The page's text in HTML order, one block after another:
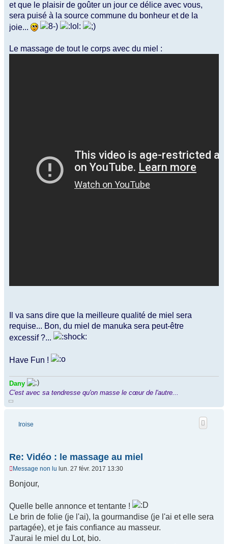
et que le plaisir de goûter un jour ce délice avec vous,
sera puisé à la source commune du bonheur et de la
joie...
Le massage de tout le corps avec du miel :
Il va sans dire que la meilleure qualité de miel sera
requise... Bon, du miel de manuka sera peut-être
excessif ?...
Have Fun !
Dany
C'est avec sa tendresse qu'on masse le cœur de l'autre...
Iroise
Re: Vidéo : le massage au miel
Message non lu lun. 27 févr. 2017 13:30
Bonjour,
Quelle belle annonce et tentante !
Le brin de folie (je l'ai), la gourmandise (je l'ai et elle sera
partagée), et je fais confiance au masseur.
J'aurai le miel du Lot, bio.